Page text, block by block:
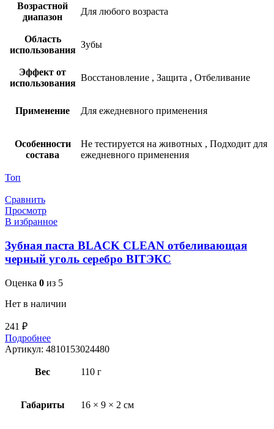
Возрастной
диапазон
Для любого возраста
Область
использования
Зубы
Эффект от
использования
Восстановление , Защита , Отбеливание
Применение Для ежедневного применения
Особенности
состава
Не тестируется на животных , Подходит для
ежедневного применения
Топ
Сравнить
Просмотр
В избранное
Зубная паста BLACK CLEAN отбеливающая
черный уголь серебро BITЭКС
Оценка 0 из 5
Нет в наличии
241 ₽
Подробнее
Артикул: 4810153024480
Вес 110 г
Габариты 16 × 9 × 2 см